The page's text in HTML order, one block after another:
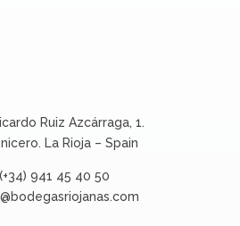
Ruiz Azcárraga, 1.
La Rioja – Spain
941 45 40 50